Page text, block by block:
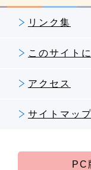
リンク集
このサイト
アクセス
サイトマップ
PC